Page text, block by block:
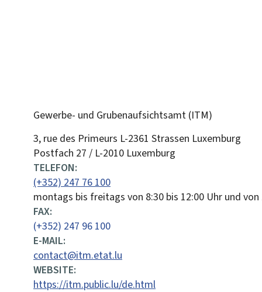
Gewerbe- und Grubenaufsichtsamt (ITM)
ADRESSE:
3, rue des Primeurs L-2361 Strassen Luxemburg
Postfach 27 / L-2010 Luxemburg
TELEFON:
(+352) 247 76 100
montags bis freitags von 8:30 bis 12:00 Uhr und von
FAX:
(+352) 247 96 100
E-MAIL:
contact@itm.etat.lu
WEBSITE:
https://itm.public.lu/de.html